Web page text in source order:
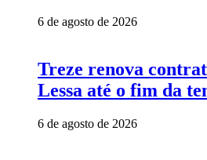
6 de agosto de 2026
Treze renova
Lessa até o fim da
6 de agosto de 2026